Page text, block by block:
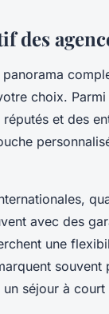
des
choix.
réputés et des
avec des
une
séjour à